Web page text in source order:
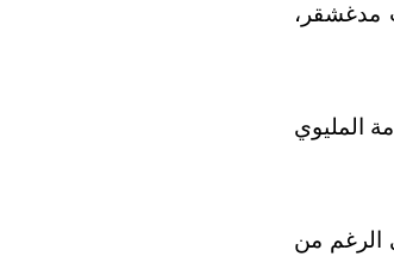
مدغشقر،
المليوي
الرغم من